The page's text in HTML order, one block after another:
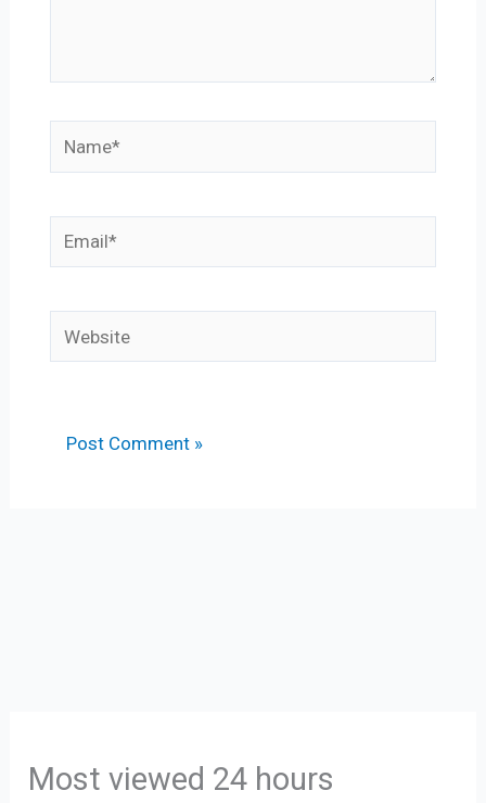
Name*
Email*
Website
Most viewed 24 hours